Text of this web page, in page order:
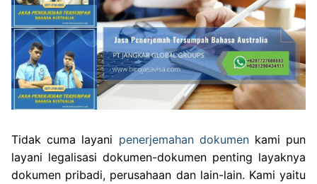
Tidak cuma layani penerjemahan dokumenkami pun
layani legalisasi dokumen-dokumen penting layaknya
dokumen pribadi, perusahaan dan lain-lain. Kami yaitu